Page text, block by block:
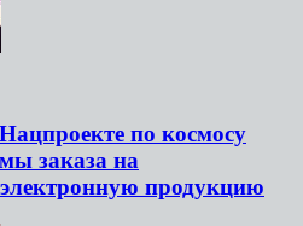
по космосу
заказа на
продукцию